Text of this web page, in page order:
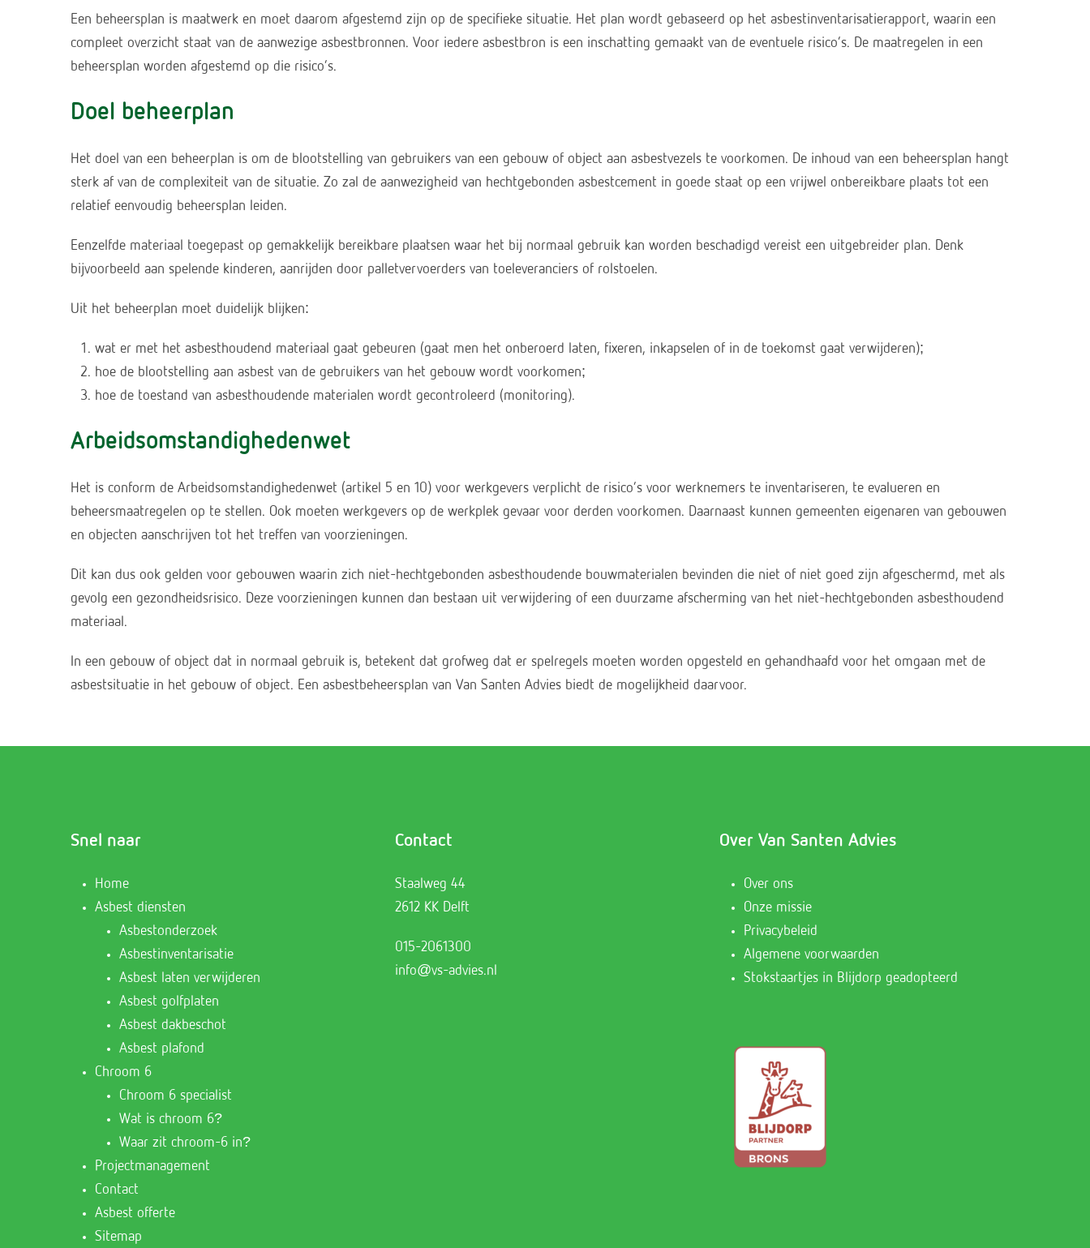
Een beheersplan is maatwerk en moet daarom afgestemd zijn op de specifieke situatie. Het plan wordt gebaseerd op het asbestinventarisatierapport, waarin een
compleet overzicht staat van de aanwezige asbestbronnen. Voor iedere asbestbron is een inschatting gemaakt van de eventuele risico’s. De maatregelen in een
beheersplan worden afgestemd op die risico’s.
Doel beheerplan
Het doel van een beheerplan is om de blootstelling van gebruikers van een gebouw of object aan asbestvezels te voorkomen. De inhoud van een beheersplan hangt
sterk af van de complexiteit van de situatie. Zo zal de aanwezigheid van hechtgebonden asbestcement in goede staat op een vrijwel onbereikbare plaats tot een
relatief eenvoudig beheersplan leiden.
Eenzelfde materiaal toegepast op gemakkelijk bereikbare plaatsen waar het bij normaal gebruik kan worden beschadigd vereist een uitgebreider plan. Denk
bijvoorbeeld aan spelende kinderen, aanrijden door palletvervoerders van toeleveranciers of rolstoelen.
Uit het beheerplan moet duidelijk blijken:
wat er met het asbesthoudend materiaal gaat gebeuren (gaat men het onberoerd laten, fixeren, inkapselen of in de toekomst gaat verwijderen);
hoe de blootstelling aan asbest van de gebruikers van het gebouw wordt voorkomen;
hoe de toestand van asbesthoudende materialen wordt gecontroleerd (monitoring).
Arbeidsomstandighedenwet
Het is conform de Arbeidsomstandighedenwet (artikel 5 en 10) voor werkgevers verplicht de risico’s voor werknemers te inventariseren, te evalueren en
beheersmaatregelen op te stellen. Ook moeten werkgevers op de werkplek gevaar voor derden voorkomen. Daarnaast kunnen gemeenten eigenaren van gebouwen
en objecten aanschrijven tot het treffen van voorzieningen.
Dit kan dus ook gelden voor gebouwen waarin zich niet-hechtgebonden asbesthoudende bouwmaterialen bevinden die niet of niet goed zijn afgeschermd, met als
gevolg een gezondheidsrisico. Deze voorzieningen kunnen dan bestaan uit verwijdering of een duurzame afscherming van het niet-hechtgebonden asbesthoudend
materiaal.
In een gebouw of object dat in normaal gebruik is, betekent dat grofweg dat er spelregels moeten worden opgesteld en gehandhaafd voor het omgaan met de
asbestsituatie in het gebouw of object. Een asbestbeheersplan van Van Santen Advies biedt de mogelijkheid daarvoor.
Snel naar
Home
Asbest diensten
Asbestonderzoek
Asbestinventarisatie
Asbest laten verwijderen
Asbest golfplaten
Asbest dakbeschot
Asbest plafond
Chroom 6
Chroom 6 specialist
Wat is chroom 6?
Waar zit chroom-6 in?
Projectmanagement
Contact
Asbest offerte
Sitemap
Contact
Staalweg 44
2612 KK Delft
015-2061300
info@vs-advies.nl
Over Van Santen Advies
Over ons
Onze missie
Privacybeleid
Algemene voorwaarden
Stokstaartjes in Blijdorp geadopteerd